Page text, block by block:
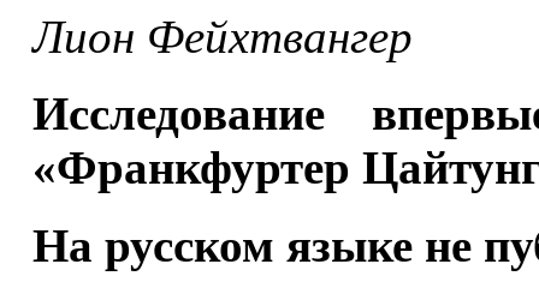
Лион Фейхтвангер
Исследование
«Франкфуртер
На русском языке не